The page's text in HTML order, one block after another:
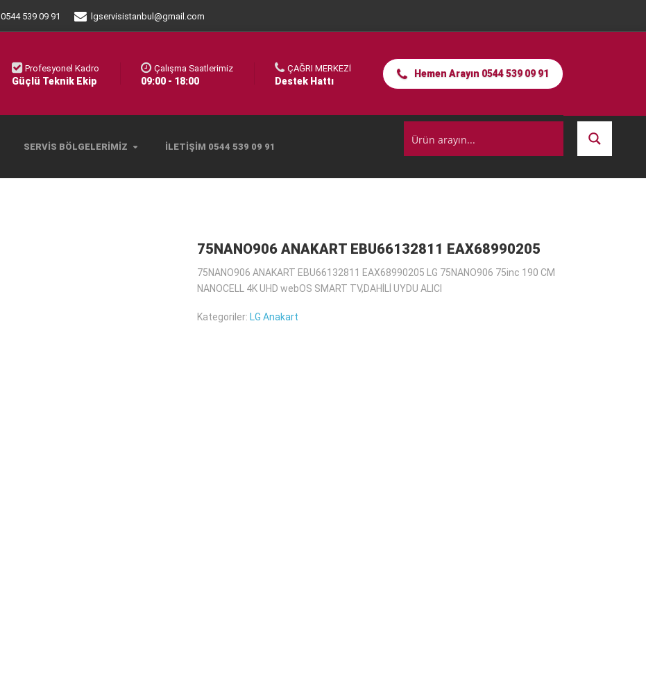
0544 539 09 91 lgservisistanbul@gmail.com
SERVIS BÖLGELERIMIZ İLETIŞIM 0544 539 09 91
Profesyonel Kadro
Güçlü Teknik Ekip
Çalışma Saatlerimiz
09:00 - 18:00
ÇAĞRI MERKEZİ
Destek Hattı
Hemen Arayın 0544 539 09 91
75NANO906 ANAKART EBU66132811 EAX68990205
75NANO906 ANAKART EBU66132811 EAX68990205 LG 75NANO906 75inc 190 CM
NANOCELL 4K UHD webOS SMART TV,DAHİLİ UYDU ALICI
Kategoriler: LG Anakart